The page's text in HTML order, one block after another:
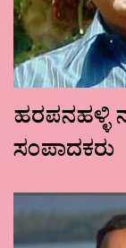
ಹರಪನಹಳ್ಳಿ
ಸಂಪಾದಕರು